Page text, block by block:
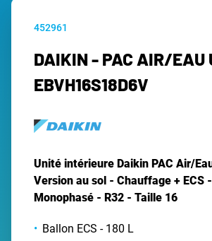
452961
DAIKIN - PAC AIR/EAU
EBVH16S18D6V
Unité intérieure Daikin PAC Air/
Version au sol - Chauffage + ECS
Monophasé - R32 - Taille 16
Ballon ECS - 180 L